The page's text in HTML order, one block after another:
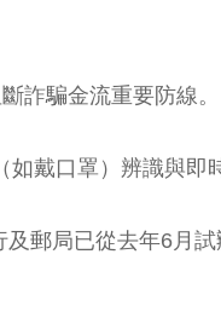
詐騙金流重要防線。
戴口罩）辨識與即
郵局已從去年6月